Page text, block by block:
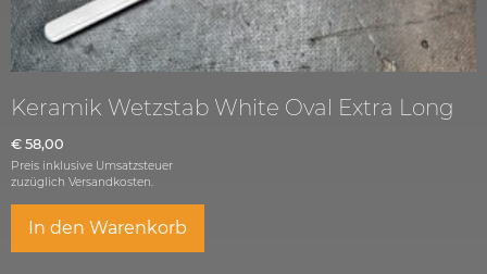
Keramik Wetzstab White Oval Extra Long
€ 58,00
Preis inklusive Umsatzsteuer
zuzüglich Versandkosten.
In den Warenkorb